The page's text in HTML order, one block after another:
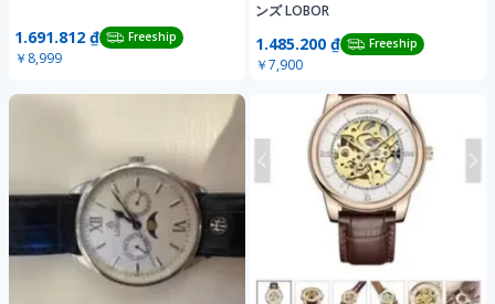
1.691.812 ₫ Freeship
￥8,999
ンズ LOBOR
1.485.200 ₫ Freeship
￥7,900